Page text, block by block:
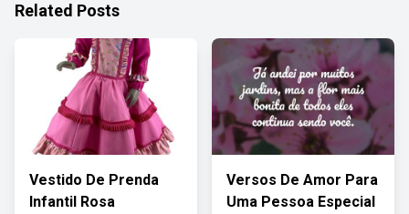
Related Posts
Vestido De Prenda
Infantil Rosa
Versos De Amor Para
Uma Pessoa Especial